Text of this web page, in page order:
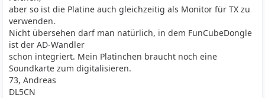
aber so ist die Platine auch gleichzeitig als Monitor für TX zu
verwenden.
Nicht übersehen darf man natürlich, in dem FunCubeDongle
ist der AD-Wandler
schon integriert. Mein Platinchen braucht noch eine
Soundkarte zum digitalisieren.
73, Andreas
DL5CN